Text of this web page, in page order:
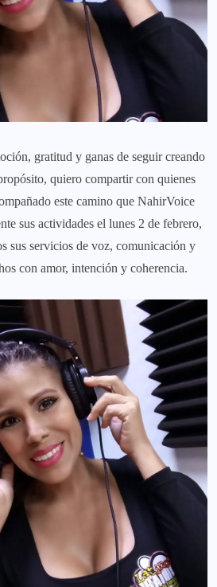
gratitud y ganas de seguir creando
quiero compartir con quienes
este camino que NahirVoice
sus actividades el lunes 2 de febrero,
sus servicios de voz, comunicación y
con amor, intención y coherencia.